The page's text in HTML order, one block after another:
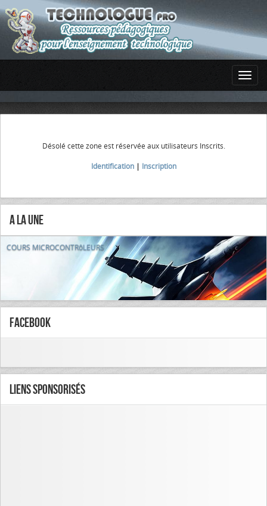
Désolé cette zone est réservée aux utilisateurs Inscrits.
Identification| Inscription
A la Une
COURS MICROCONTRôLEURS
FaceBook
Liens Sponsorisés